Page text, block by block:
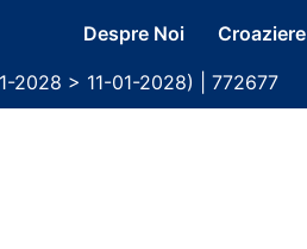
Despre Noi Croaziere
2028 > 11-01-2028) | 772677